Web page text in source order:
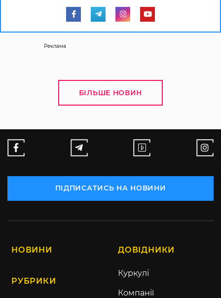
Реклама
БІЛЬШЕ НОВИН
ПІДПИСАТИСЬ НА НОВИНИ
НОВИНИ
РУБРИКИ
ДОВІДНИКИ
Куркулі
Компанії